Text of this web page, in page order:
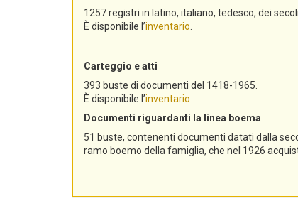
1257 registri in latino, italiano, tedesco, dei
È disponibile l’inventario
Carteggio e atti
393 buste di documenti del 1418-1965.
È disponibile l’inventario
Documenti riguardanti la linea boema
51 buste, contenenti documenti datati dalla
ramo boemo della famiglia, che nel 1926